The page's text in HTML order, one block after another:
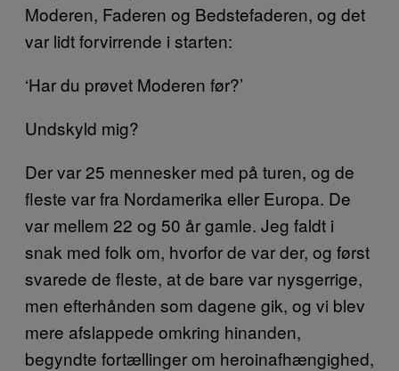
Moderen, Faderen og Bedstefaderen, og det
var lidt forvirrende i starten:
‘Har du prøvet Moderen før?’
Undskyld mig?
Der var 25 mennesker med på turen, og de
fleste var fra Nordamerika eller Europa. De
var mellem 22 og 50 år gamle. Jeg faldt i
snak med folk om, hvorfor de var der, og først
svarede de fleste, at de bare var nysgerrige,
men efterhånden som dagene gik, og vi blev
mere afslappede omkring hinanden,
begyndte fortællinger om heroinafhængighed,